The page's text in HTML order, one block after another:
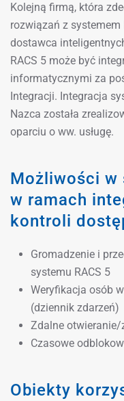
Kolejną firmą, która
rozwiązań z systemem
dostawca
RACS 5 może być
informatycznymi za
Integracji. Integracja
Nazca została
oparciu o ww. usługę.
Możliwości w
w ramach
kontroli
Gromadzenie i
systemu RACS 5
Weryfikacja osób
(dziennik zdarzeń)
Zdalne
Czasowe
Obiekty